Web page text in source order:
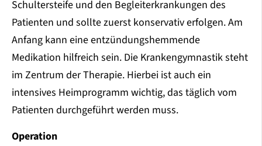
Schultersteife und den Begleiterkrankungen des
Patienten und sollte zuerst konservativ erfolgen. Am
Anfang kann eine entzündungshemmende
Medikation hilfreich sein. Die Krankengymnastik steht
im Zentrum der Therapie. Hierbei ist auch ein
intensives Heimprogramm wichtig, das täglich vom
Patienten durchgeführt werden muss.
Operation